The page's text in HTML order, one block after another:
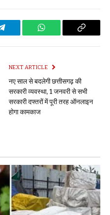
Telegram WhatsApp Copy
NEXT ARTICLE
नए साल से बदलेगी छत्तीसगढ़ की
सरकारी व्यवस्था, 1 जनवरी से सभी
सरकारी दफ्तरों में पूरी तरह ऑनलाइन
होगा कामकाज